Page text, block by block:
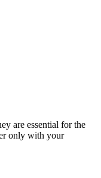
are essential for the
only with your